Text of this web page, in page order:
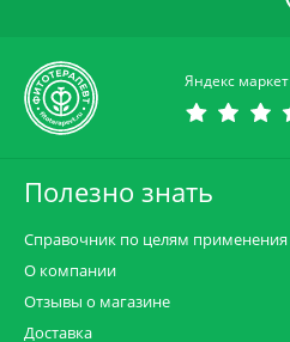
Яндекс маркет
Полезно знать
Справочник по целям применения
О компании
Отзывы о магазине
Доставка